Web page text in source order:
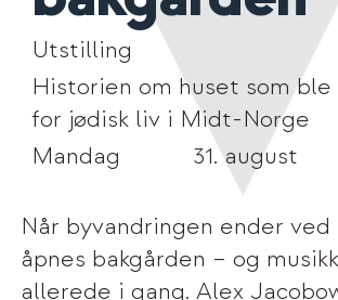
Historien om huset som
for jødisk liv i Midt-Norge
Utstilling
Mandag 31. august
Når byvandringen ender ved
åpnes bakgården – og
allerede i gang. Alex